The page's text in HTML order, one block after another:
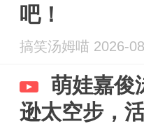
吧！
搞笑汤姆喵 2026-
萌娃嘉俊
逊太空步，